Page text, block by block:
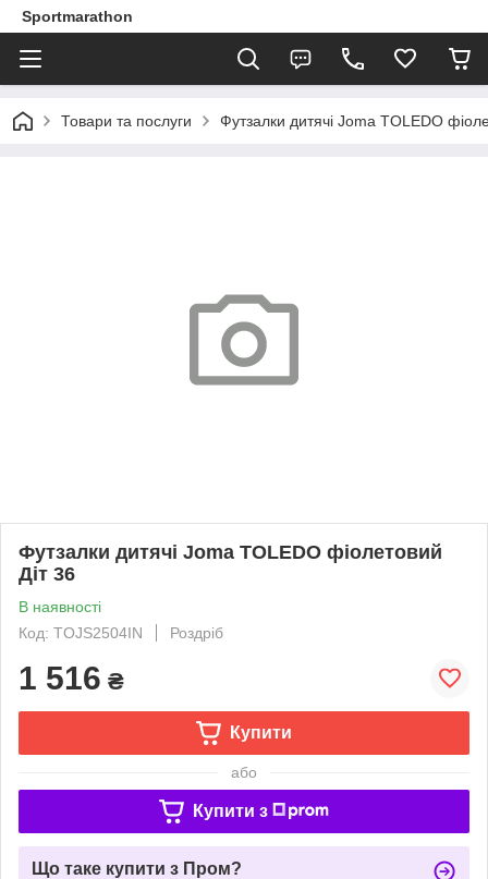
Sportmarathon
Товари та послуги Футзалки дитячі Joma TOLEDO
Футзалки дитячі Joma TOLEDO фіолетовий
Діт 36
В наявності
Код: TOJS2504IN
Роздріб
1 516 ₴
Купити
або
Купити з
Що таке купити з Пром?